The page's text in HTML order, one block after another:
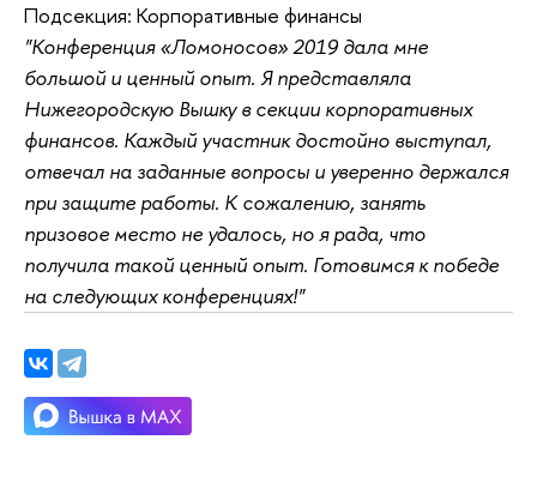
Подсекция: Корпоративные финансы
"Конференция «Ломоносов» 2019 дала мне
большой и ценный опыт. Я представляла
Нижегородскую Вышку в секции корпоративных
финансов. Каждый участник достойно выступал,
отвечал на заданные вопросы и уверенно держался
при защите работы. К сожалению, занять
призовое место не удалось, но я рада, что
получила такой ценный опыт. Готовимся к победе
на следующих конференциях!"